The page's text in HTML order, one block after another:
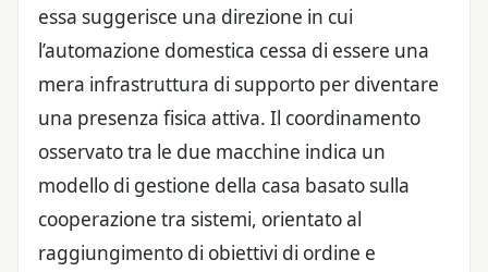
essa suggerisce una direzione in cui
l’automazione domestica cessa di essere una
mera infrastruttura di supporto per diventare
una presenza fisica attiva. Il coordinamento
osservato tra le due macchine indica un
modello di gestione della casa basato sulla
cooperazione tra sistemi, orientato al
raggiungimento di obiettivi di ordine e